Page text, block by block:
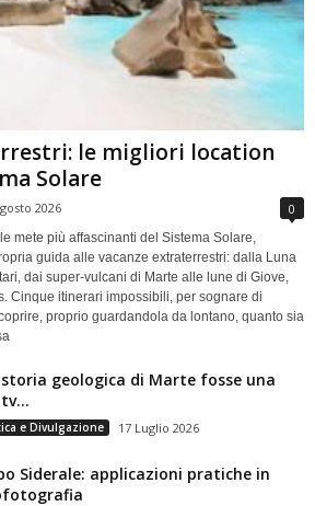
le migliori location
Solare
2026 0
mete più affascinanti del Sistema Solare,
guida alle vacanze extraterrestri: dalla Luna
dai super-vulcani di Marte alle lune di Giove,
Cinque itinerari impossibili, per sognare di
proprio guardandola da lontano, quanto sia
storia geologica di Marte fosse una
tv…
e Divulgazione 17 Luglio 2026
Siderale: applicazioni pratiche in